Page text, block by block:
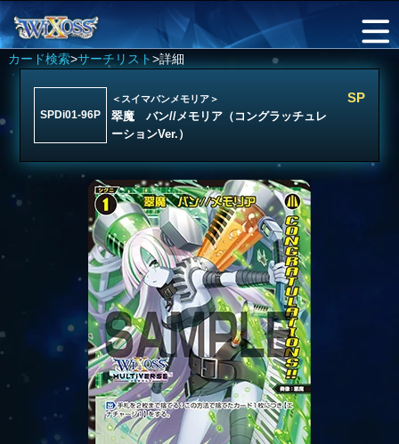
カード検索>サーチリスト>詳細
SPDi01-96P
＜スイマバンメモリア＞
翠魔 バン//メモリア（コングラッチュレ
ーションVer.）
SP